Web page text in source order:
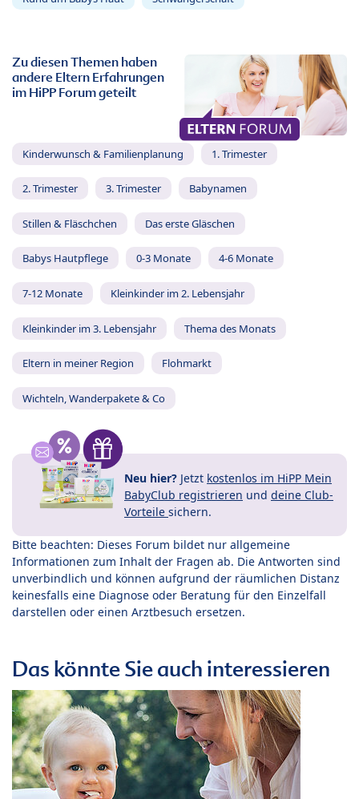
Zu diesen Themen haben
andere Eltern Erfahrungen
im HiPP Forum geteilt
Kinderwunsch & Familienplanung 1. Trimester
2. Trimester 3. Trimester Babynamen
Stillen & Fläschchen Das erste Gläschen
Babys Hautpflege 0-3 Monate 4-6 Monate
7-12 Monate Kleinkinder im 2. Lebensjahr
Kleinkinder im 3. Lebensjahr Thema des Monats
Eltern in meiner Region Flohmarkt
Wichteln, Wanderpakete & Co
Neu hier? Jetzt kostenlos im HiPP Mein
BabyClub registrieren und deine Club-
Vorteile sichern.
Bitte beachten: Dieses Forum bildet nur allgemeine
Informationen zum Inhalt der Fragen ab. Die Antworten sind
unverbindlich und können aufgrund der räumlichen Distanz
keinesfalls eine Diagnose oder Beratung für den Einzelfall
darstellen oder einen Arztbesuch ersetzen.
Das könnte Sie auch interessieren